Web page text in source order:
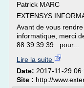
Patrick MARC
EXTENSYS
Avant de vous
informatique, merci
88 39 39 39 pour...
Lire la suite
Date: 2017-11-29
Site : http://